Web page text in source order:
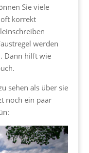
Sie viele
korrekt
werden
Dann hilft wie
sehen als über sie
noch ein paar